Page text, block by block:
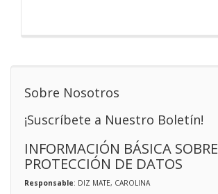
Sobre Nosotros
¡Suscríbete a Nuestro Boletín!
INFORMACIÓN BÁSICA SOBRE
PROTECCIÓN DE DATOS
Responsable: DIZ MATE, CAROLINA